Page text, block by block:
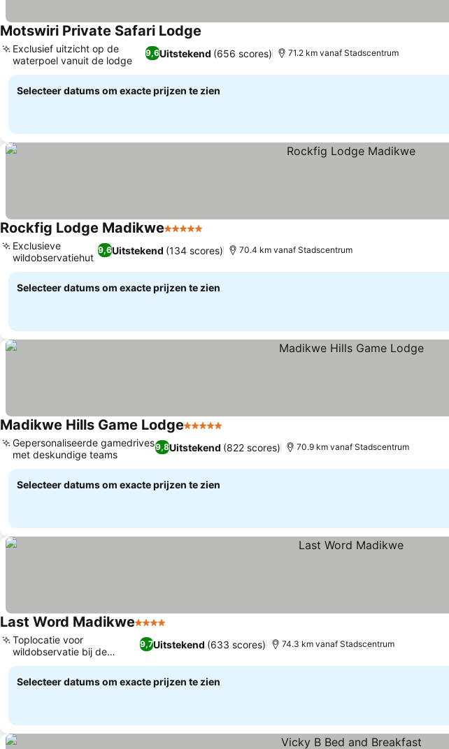
Motswiri Private Safari Lodge
9,6Uitstekend (656 scores)
Exclusief uitzicht op de
waterpoel vanuit de lodge
71.2 km vanaf Stadscentrum
Selecteer datums om exacte prijzen te zien
Rockfig Lodge Madikwe5 Sterren
9,6Uitstekend (134 scores)
Exclusieve
wildobservatiehut
70.4 km vanaf Stadscentrum
Selecteer datums om exacte prijzen te zien
Madikwe Hills Game Lodge5 Sterren
9,8Uitstekend (822 scores)
Gepersonaliseerde gamedrives
met deskundige teams
70.9 km vanaf Stadscentrum
Selecteer datums om exacte prijzen te zien
Last Word Madikwe4 Sterren
9,7Uitstekend (633 scores)
Toplocatie voor
wildobservatie bij de
waterpoel
74.3 km vanaf Stadscentrum
Selecteer datums om exacte prijzen te zien